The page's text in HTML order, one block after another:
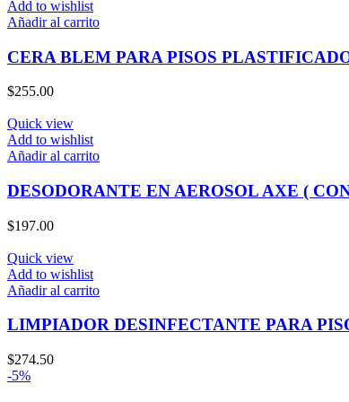
Add to wishlist
Añadir al carrito
CERA BLEM PARA PISOS
$255.00
Quick view
Add to wishlist
Añadir al carrito
DESODORANTE EN AEROSOL AXE (
$197.00
Quick view
Add to wishlist
Añadir al carrito
LIMPIADOR DESINFECTANTE PARA
$274.50
-5%